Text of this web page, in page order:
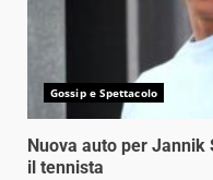
Gossip e Spettacolo
Nuova auto per
il tennista